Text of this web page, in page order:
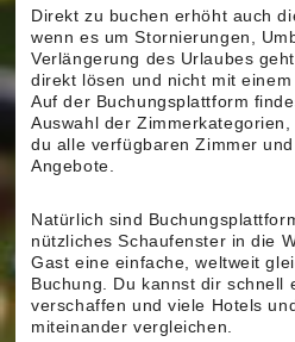
Direkt zu buchen erhöht auch
wenn es um Stornierungen,
Verlängerung des Urlaubes
direkt lösen und nicht mit einem
Auf der Buchungsplattform
Auswahl der
du alle verfügbaren Zimmer
Angebote.
Natürlich sind
nützliches Schaufenster in die
Gast eine einfache, weltweit
Buchung. Du kannst dir schnell
verschaffen und viele Hotels
miteinander vergleichen.